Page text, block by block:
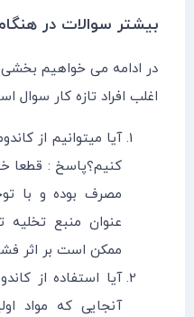
بیشتر سوالات در
در ادامه می خواهیم بخشی
اغلب افراد تازه کار سوال
آیا میتوانیم از
کنیم؟پاسخ : قطعا
مصرف بوده و با
عنوان منبع
ممکن است بر اثر
آیا استفاده از
آنجایی که مواد